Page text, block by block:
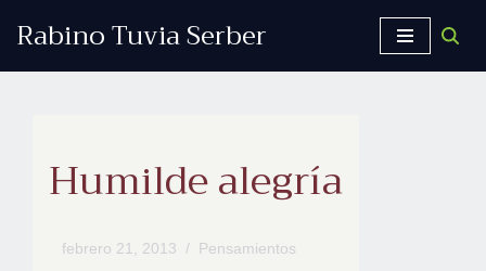
Rabino Tuvia Serber
Humilde alegría
febrero 21, 2013 Pensamientos